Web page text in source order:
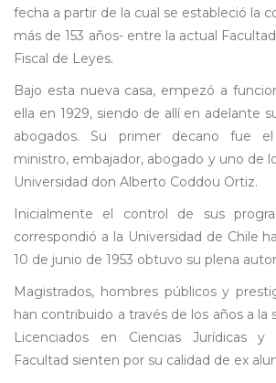
fecha a partir de la cual se estableció la
más de 153 años- entre la actual
Fiscal de Leyes.
Bajo esta nueva casa, empezó a
ella en 1929, siendo de allí en adelante
abogados. Su primer decano fue
ministro, embajador, abogado y uno de
Universidad don Alberto Coddou Ortiz.
Inicialmente el control de sus
correspondió a la Universidad de Chile
10 de junio de 1953 obtuvo su plena
Magistrados, hombres públicos y
han contribuido a través de los años a la
Licenciados en Ciencias Jurídicas
Facultad sienten por su calidad de ex